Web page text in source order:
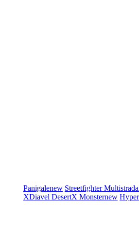
Panigalenew StreetfighterMultistrada
XDiavel DesertX Monsternew